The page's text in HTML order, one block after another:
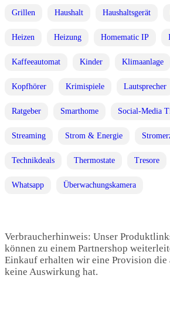
Grillen Haushalt Haushaltsgerät
Heizen Heizung Homematic IP
Kaffeeautomat Kinder Klimaanlage
Kopfhörer Krimispiele Lautsprecher
Ratgeber Smarthome Social-Media
Streaming Strom & Energie
Technikdeals Thermostate Tresore
Whatsapp Überwachungskamera
Verbraucherhinweis: Unser
können zu einem Partnershop
Einkauf erhalten wir eine Provision
keine Auswirkung hat.